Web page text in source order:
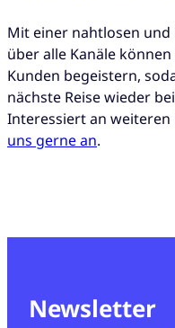
Mit einer nahtlosen
über alle Kanäle
Kunden begeistern,
nächste Reise wieder
Interessiert an weiteren
uns gerne an.
Newsletter